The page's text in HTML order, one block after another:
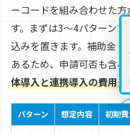
ーコードを組み合わせた
す。まずは3〜4パターン
込みを置きます。補助金
あるため、申請可否も含
体導入と連携導入の費用差
パターン 想定内容 初期